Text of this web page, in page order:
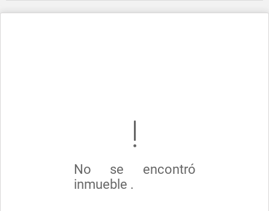
No se encontró
inmueble .